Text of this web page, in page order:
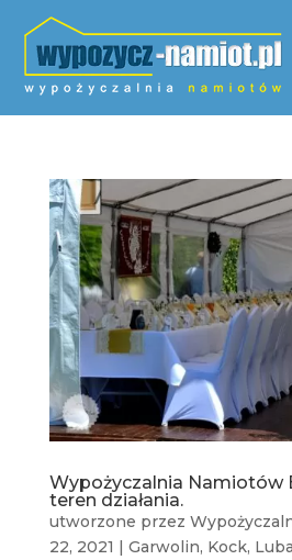
Wypożyczalnia Namiotów
teren działania.
utworzone przez
22, 2021 | Garwolin, Kock,